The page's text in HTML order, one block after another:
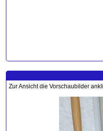
Zur Ansicht die Vorschaubilder